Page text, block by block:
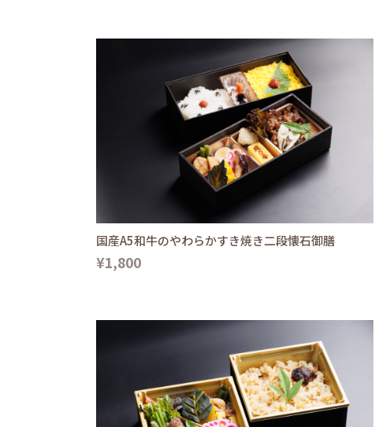
国産A5和牛のやわらかすき焼き二段懐石御膳
¥1,800